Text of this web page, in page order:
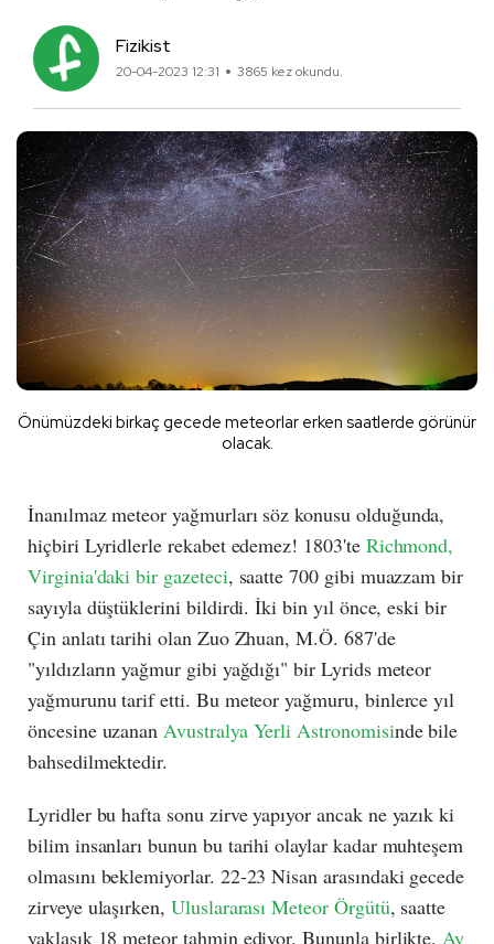
Fizikist
20-04-2023 12:31 3865 kez okundu.
Önümüzdeki birkaç gecede meteorlar erken saatlerde görünür
olacak.
İnanılmaz meteor yağmurları söz konusu olduğunda,
hiçbiri Lyridlerle rekabet edemez! 1803'te Richmond,
Virginia'daki bir gazeteci, saatte 700 gibi muazzam bir
sayıyla düştüklerini bildirdi. İki bin yıl önce, eski bir
Çin anlatı tarihi olan Zuo Zhuan, M.Ö. 687'de
"yıldızların yağmur gibi yağdığı" bir Lyrids meteor
yağmurunu tarif etti. Bu meteor yağmuru, binlerce yıl
öncesine uzananAvustralya Yerli Astronomisinde bile
bahsedilmektedir.
Lyridler bu hafta sonu zirve yapıyor ancak ne yazık ki
bilim insanları bunun bu tarihi olaylar kadar muhteşem
olmasını beklemiyorlar. 22-23 Nisan arasındaki gecede
zirveye ulaşırken, Uluslararası Meteor Örgütü, saatte
yaklaşık 18 meteor tahmin ediyor. Bununla birlikte,Ay